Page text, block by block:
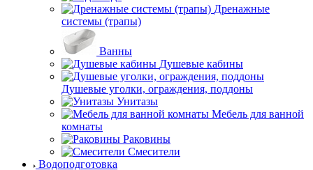
Дренажные
системы (трапы)
Ванны
Душевые кабины
Душевые уголки, ограждения, поддоны
Унитазы
Мебель для ванной
комнаты
Раковины
Смесители
Водоподготовка